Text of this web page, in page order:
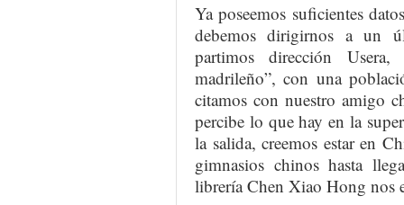
Ya poseemos suficientes
debemos dirigirnos a un
partimos dirección
madrileño”, con una
citamos con nuestro amigo
percibe lo que hay en la
la salida, creemos estar en
gimnasios chinos hasta
librería Chen Xiao Hong nos